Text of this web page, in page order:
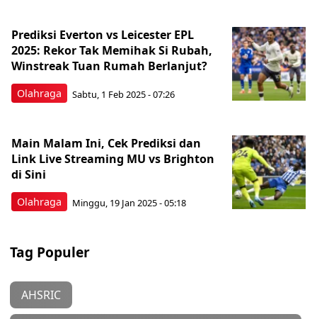
Olahraga
Prediksi Everton vs Leicester EPL
2025: Rekor Tak Memihak Si Rubah,
Winstreak Tuan Rumah Berlanjut?
Sabtu, 1 Feb 2025 - 07:26
Olahraga
Main Malam Ini, Cek Prediksi dan
Link Live Streaming MU vs Brighton
di Sini
Minggu, 19 Jan 2025 - 05:18
Tag Populer
AHSRIC